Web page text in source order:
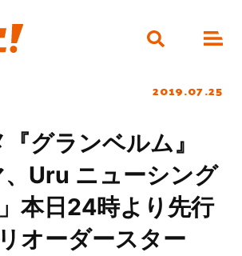
2019.07.25
グランベルム』
、Uru ニューシング
本日24時より先行
オーダースター